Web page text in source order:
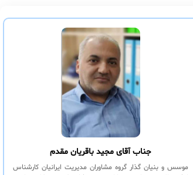
جناب آقای مجید باقریان مقدم
موسس و بنیان گذار گروه مشاوران مدیریت ایرانیان کارشناس